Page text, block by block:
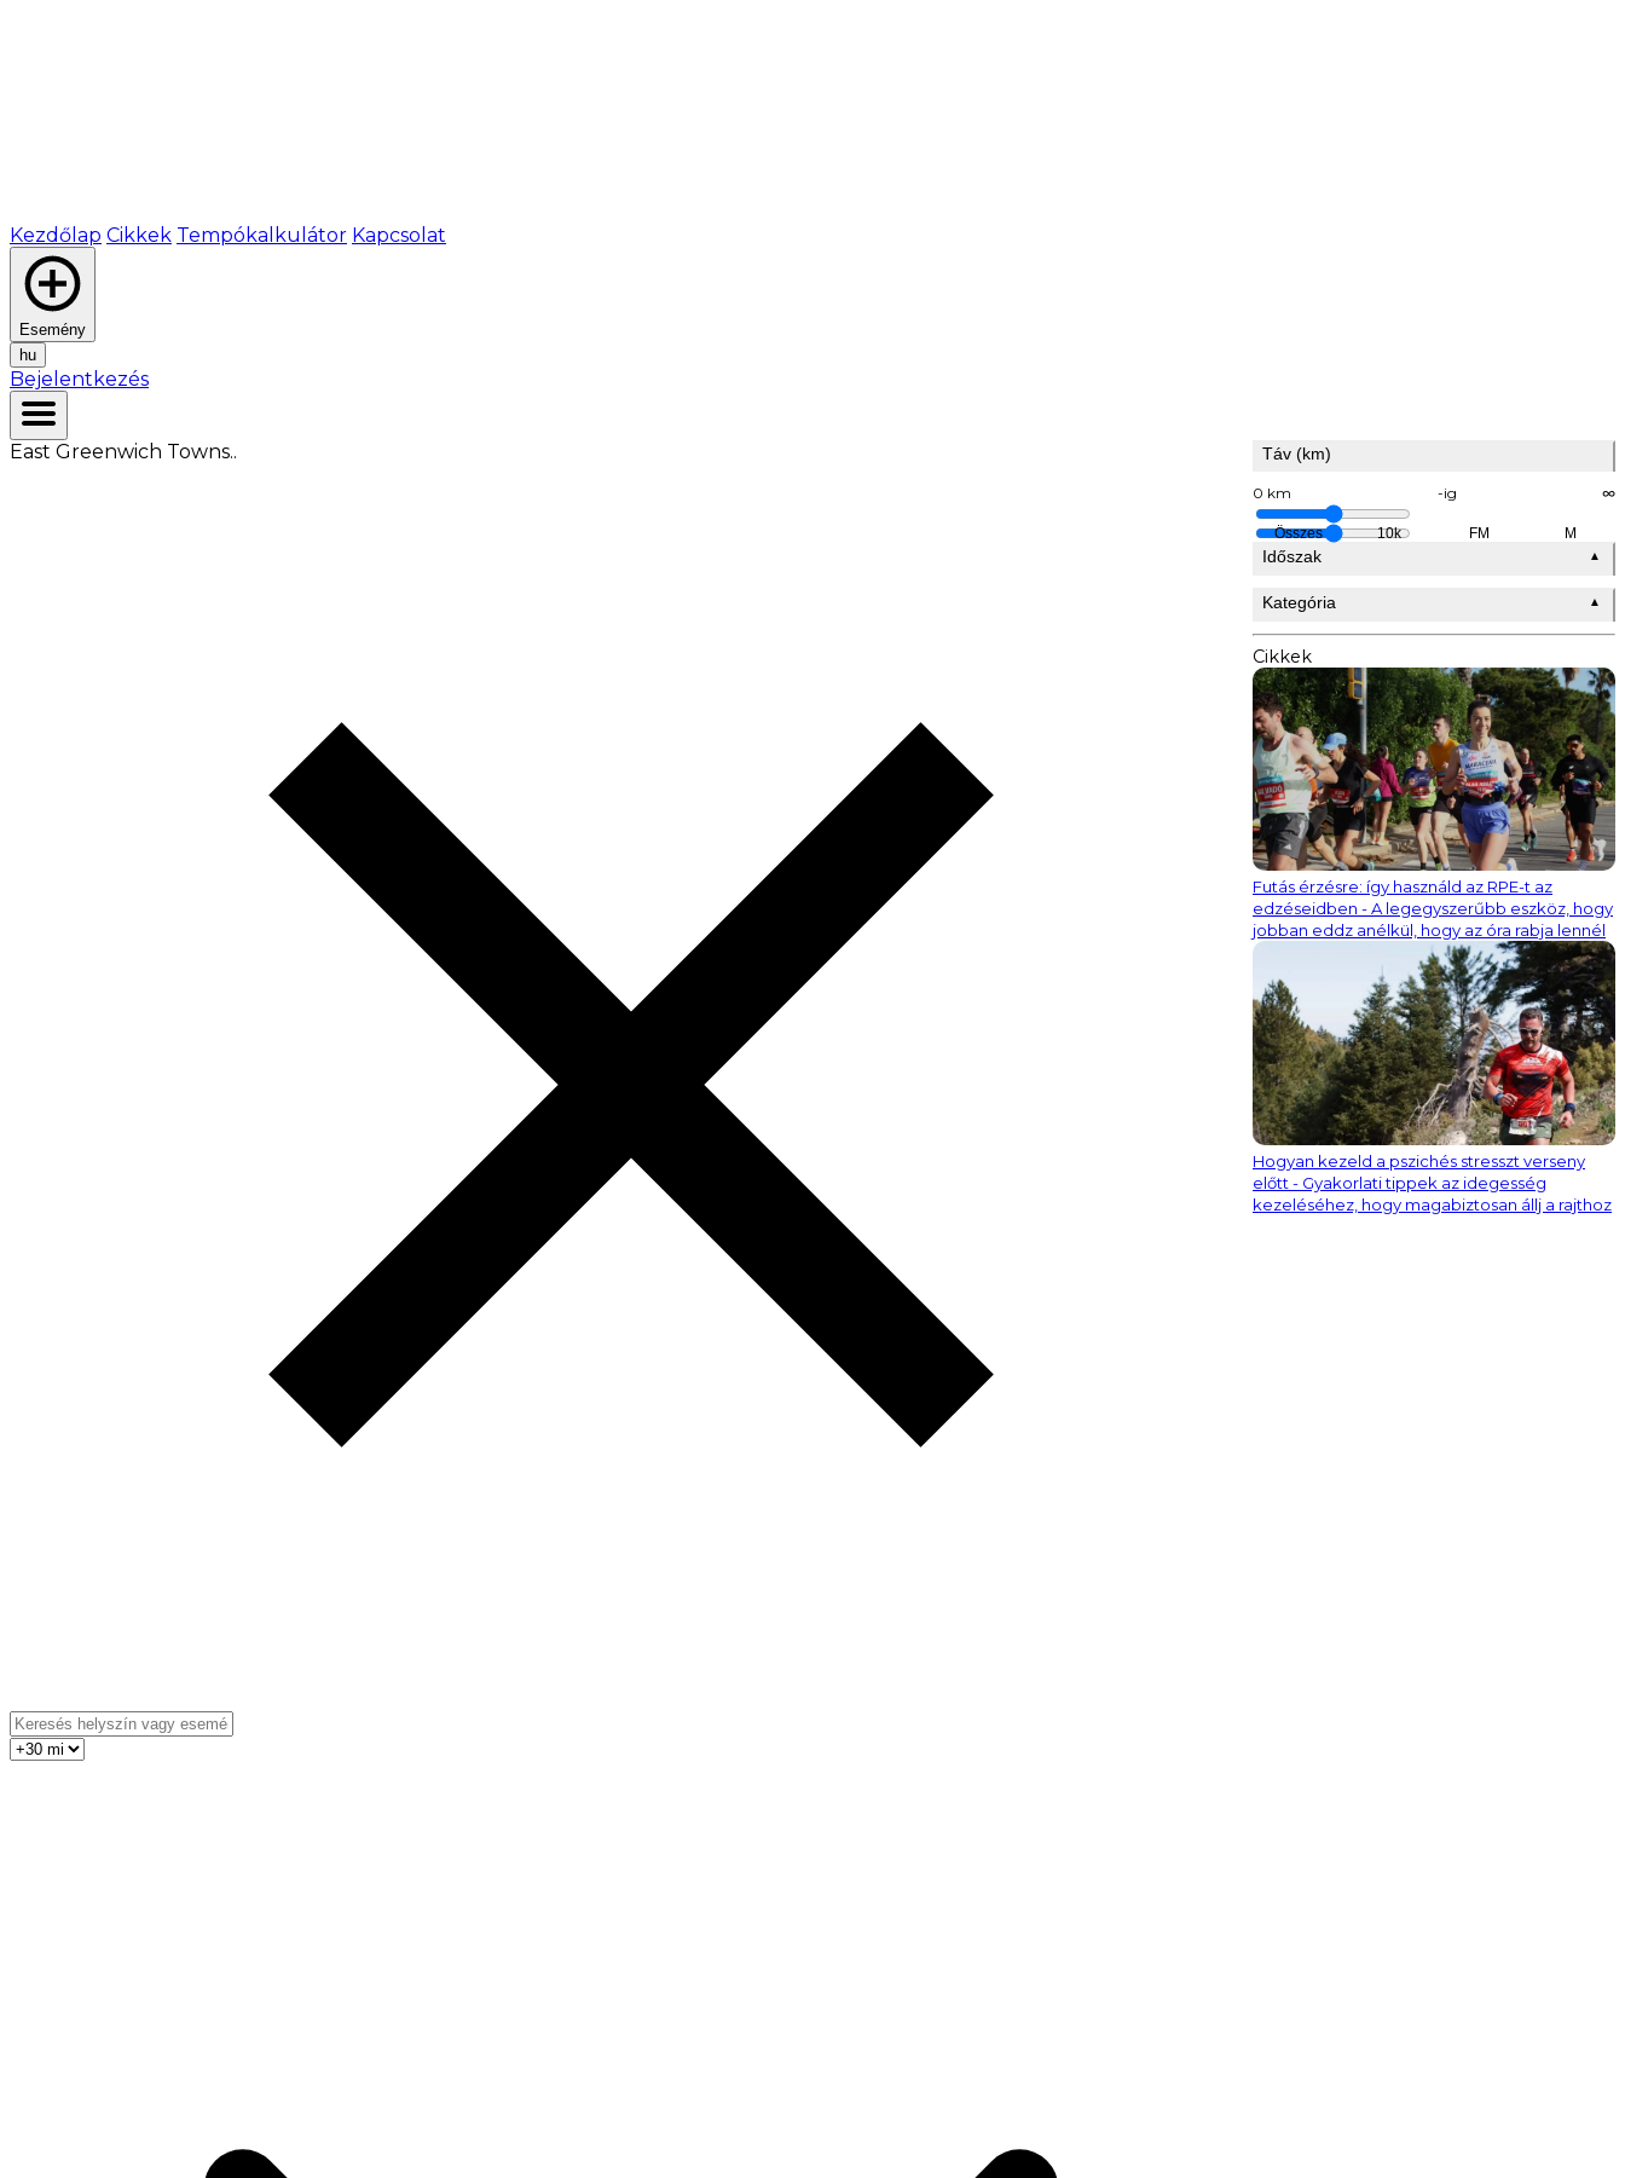
Kezdőlap Cikkek Tempókalkulátor Kapcsolat
Esemény
hu
Bejelentkezés
East Greenwich Towns.. Táv (km)
0 km -ig ∞
Összes 10k FM M
Időszak ▲
Kategória ▲
Cikkek
Futás érzésre: így használd az RPE-t az
edzéseidben - A legegyszerűbb eszköz, hogy
jobban eddz anélkül, hogy az óra rabja lennél
Hogyan kezeld a pszichés stresszt verseny
előtt - Gyakorlati tippek az idegesség
kezeléséhez, hogy magabiztosan állj a rajthoz